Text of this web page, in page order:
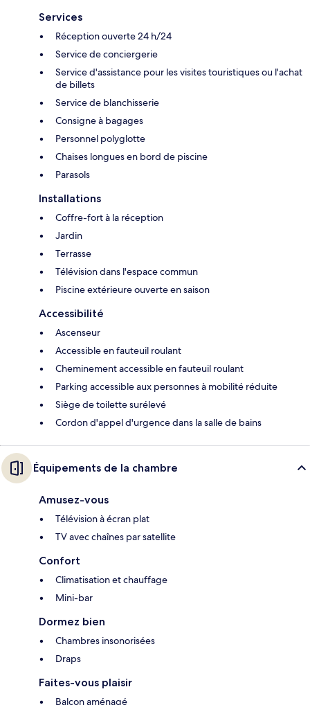
Services
Réception ouverte 24 h/24
Service de conciergerie
Service d'assistance pour les visites touristiques ou l'achat
de billets
Service de blanchisserie
Consigne à bagages
Personnel polyglotte
Chaises longues en bord de piscine
Parasols
Installations
Coffre-fort à la réception
Jardin
Terrasse
Télévision dans l'espace commun
Piscine extérieure ouverte en saison
Accessibilité
Ascenseur
Accessible en fauteuil roulant
Cheminement accessible en fauteuil roulant
Parking accessible aux personnes à mobilité réduite
Siège de toilette surélevé
Cordon d'appel d'urgence dans la salle de bains
Équipements de la chambre
Amusez-vous
Télévision à écran plat
TV avec chaînes par satellite
Confort
Climatisation et chauffage
Mini-bar
Dormez bien
Chambres insonorisées
Draps
Faites-vous plaisir
Balcon aménagé